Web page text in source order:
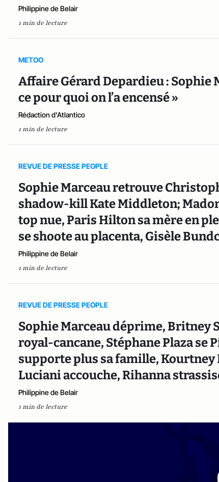
Philippine de Belair
1 min de lecture
METOO
Affaire Gérard Depardieu : Sophie
ce pour quoi on l’a encensé »
Rédaction d'Atlantico
1 min de lecture
REVUE DE PRESSE PEOPLE
Sophie Marceau retrouve
shadow-kill Kate Middleton;
top nue, Paris Hilton sa mère en
se shoote au placenta, Gisèle
Philippine de Belair
1 min de lecture
REVUE DE PRESSE PEOPLE
Sophie Marceau déprime, Britney
royal-cancane, Stéphane Plaza se
supporte plus sa famille, Kourtney
Luciani accouche, Rihanna
Philippine de Belair
1 min de lecture